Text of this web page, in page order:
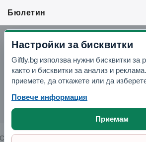
Бюлетин
Вземи -10% отстъпка в Telegram
Отвори Telegram
Copyright © 2026 GIFTLY.BG. All rights
Настройки за бисквитки
Giftly.bg използва нужни бисквитки за
както и бисквитки за анализ и
приемете, да откажете или да
Повече информация
Приемам